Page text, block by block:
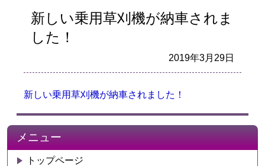
新しい乗用草刈機が納車されま
した！
2019年3月29日
新しい乗用草刈機が納車されました！
メニュー
トップページ